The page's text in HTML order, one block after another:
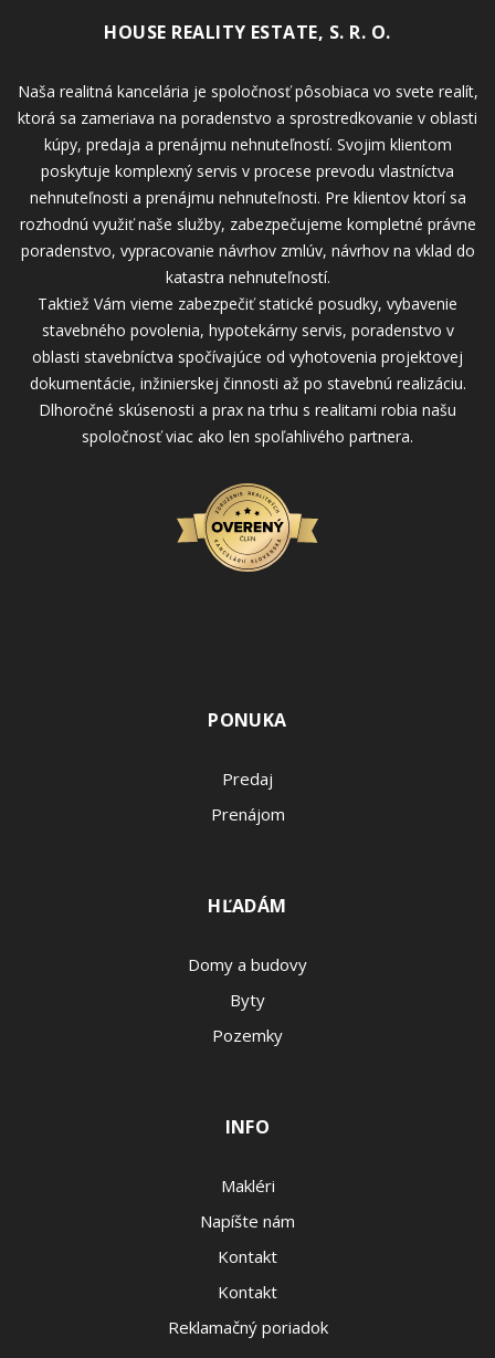
HOUSE REALITY ESTATE, S. R. O.
Naša realitná kancelária je spoločnosť pôsobiaca vo svete realít,
ktorá sa zameriava na poradenstvo a sprostredkovanie v oblasti
kúpy, predaja a prenájmu nehnuteľností. Svojim klientom
poskytuje komplexný servis v procese prevodu vlastníctva
nehnuteľnosti a prenájmu nehnuteľnosti. Pre klientov ktorí sa
rozhodnú využiť naše služby, zabezpečujeme kompletné právne
poradenstvo, vypracovanie návrhov zmlúv, návrhov na vklad do
katastra nehnuteľností.
Taktiež Vám vieme zabezpečiť statické posudky, vybavenie
stavebného povolenia, hypotekárny servis, poradenstvo v
oblasti stavebníctva spočívajúce od vyhotovenia projektovej
dokumentácie, inžinierskej činnosti až po stavebnú realizáciu.
Dlhoročné skúsenosti a prax na trhu s realitami robia našu
spoločnosť viac ako len spoľahlivého partnera.
PONUKA
Predaj
Prenájom
HĽADÁM
Domy a budovy
Byty
Pozemky
INFO
Makléri
Napíšte nám
Kontakt
Kontakt
Reklamačný poriadok